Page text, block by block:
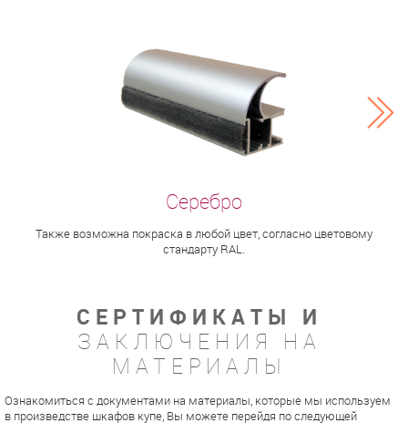
Также возможна покраска в любой цвет, согласно цветовому
стандарту RAL.
СЕРТИФИКАТЫ И
ЗАКЛЮЧЕНИЯ НА
МАТЕРИАЛЫ
Ознакомиться с документами на материалы, которые мы используем
в произведстве шкафов купе, Вы можете перейдя по следующей